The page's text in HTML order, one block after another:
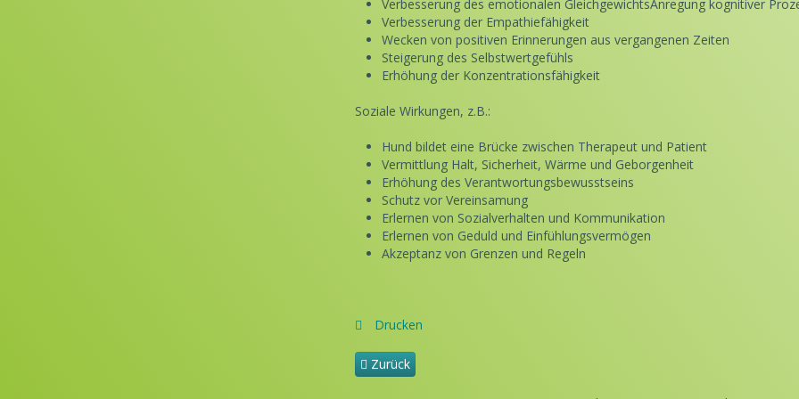
Verbesserung des emotionalen GleichgewichtsAnregung kognitiver
Verbesserung der Empathiefähigkeit
Wecken von positiven Erinnerungen aus vergangenen Zeiten
Steigerung des Selbstwertgefühls
Erhöhung der Konzentrationsfähigkeit
Soziale Wirkungen, z.B.:
Hund bildet eine Brücke zwischen Therapeut und Patient
Vermittlung Halt, Sicherheit, Wärme und Geborgenheit
Erhöhung des Verantwortungsbewusstseins
Schutz vor Vereinsamung
Erlernen von Sozialverhalten und Kommunikation
Erlernen von Geduld und Einfühlungsvermögen
Akzeptanz von Grenzen und Regeln
Drucken
Zurück